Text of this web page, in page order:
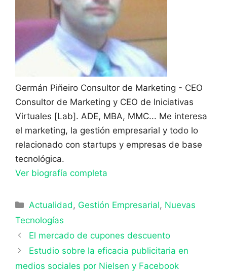
Germán Piñeiro Consultor de Marketing - CEO
Consultor de Marketing y CEO de Iniciativas
Virtuales [Lab]. ADE, MBA, MMC... Me interesa
el marketing, la gestión empresarial y todo lo
relacionado con startups y empresas de base
tecnológica.
Ver biografía completa
Categorías
Actualidad, Gestión Empresarial, Nuevas
Tecnologías
El mercado de cupones descuento
Estudio sobre la eficacia publicitaria en
medios sociales por Nielsen y Facebook